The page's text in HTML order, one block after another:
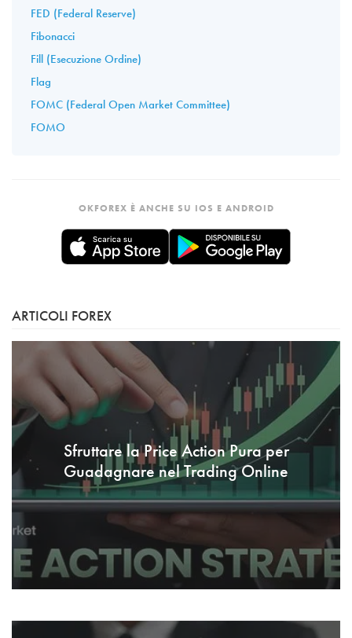
FED (Federal Reserve)
Fibonacci
Fill (Esecuzione Ordine)
Flag
FOMC (Federal Open Market Committee)
FOMO
OKFOREX È ANCHE SU IOS E ANDROID
ARTICOLI FOREX
Sfruttare la Price Action Pura per
Guadagnare nel Trading Online